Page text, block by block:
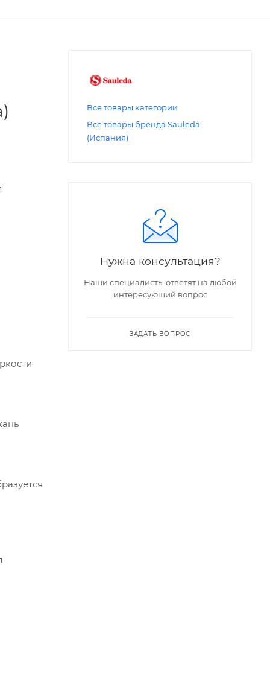
Все товары категории
Все товары бренда Sauleda
(Испания)
Нужна консультация?
Наши специалисты ответят на любой
интересующий вопрос
ЗАДАТЬ ВОПРОС